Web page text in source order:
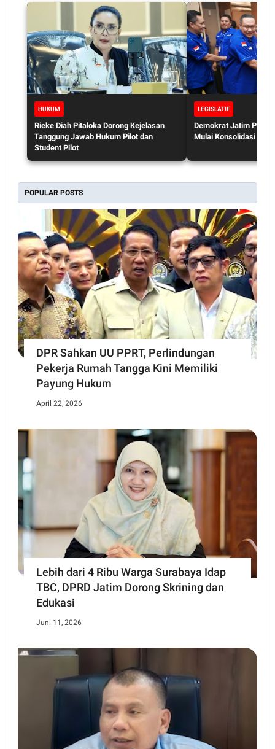
HUKUM
Rieke Diah Pitaloka Dorong Kejelasan
Tanggung Jawab Hukum Pilot dan
Student Pilot
LEGISLATIF
Demokrat Jatim
Mulai Konsolidasi
POPULAR POSTS
DPR Sahkan UU PPRT, Perlindungan
Pekerja Rumah Tangga Kini Memiliki
Payung Hukum
April 22, 2026
Lebih dari 4 Ribu Warga Surabaya Idap
TBC, DPRD Jatim Dorong Skrining dan
Edukasi
Juni 11, 2026